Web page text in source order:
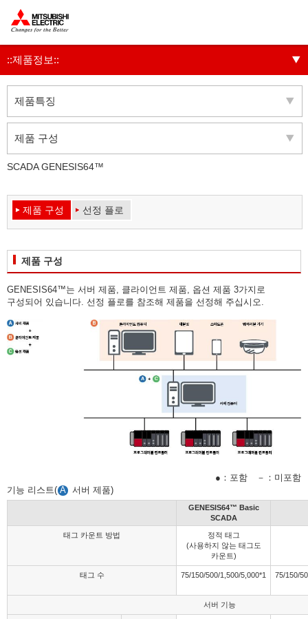
::제품정보::
제품특징
제품 구성
SCADA GENESIS64™
제품 구성 선정 플로
제품 구성
GENESIS64™는 서버 제품, 클라이언트 제품, 옵션 제품 3가지로
구성되어 있습니다. 선정 플로를 참조해 제품을 선정해 주십시오.
●：포함 －：미포함
기능 리스트( A 서버 제품)
GENESIS64™ Basic
SCADA
태그 카운트 방법
정적 태그
(사용하지 않는 태그도
카운트)
태그 수 75/150/500/1,500/5,000*1 75/150/
서버 기능